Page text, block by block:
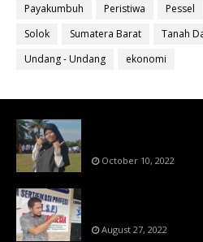
Payakumbuh
Peristiwa Pessel
Solok
Sumatera Barat Tanah
Undang - Undang
ekonomi
October 10, 2022
August 27, 2022